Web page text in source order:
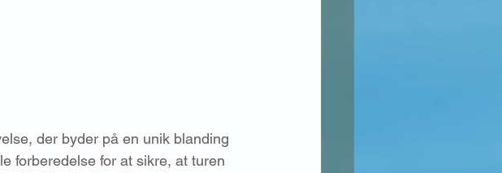
der byder på en unik blanding
forberedelse for at sikre, at turen